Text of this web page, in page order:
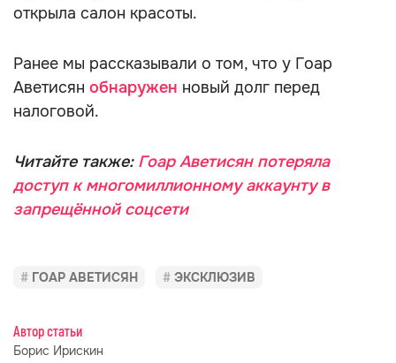
открыла салон красоты.
Ранее мы рассказывали о том, что у Гоар
Аветисян обнаружен новый долг перед
налоговой.
Читайте также: Гоар Аветисян потеряла
доступ к многомиллионному аккаунту в
запрещённой соцсети
ГОАР АВЕТИСЯН ЭКСКЛЮЗИВ
Автор статьи
Борис Ирискин